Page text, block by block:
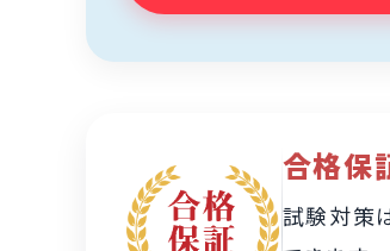
合格保
試験対策